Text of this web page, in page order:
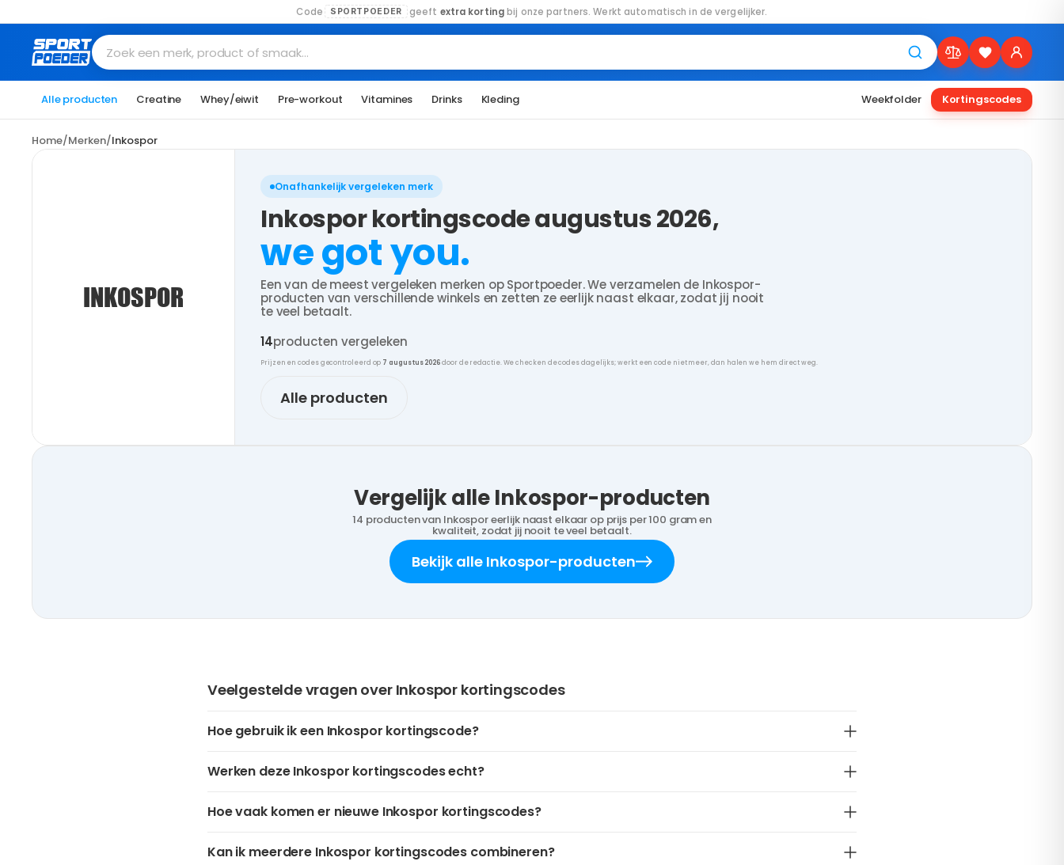
Code SPORTPOEDER geeft extra kortingbij onze partners. Werkt automatisch in de vergelijker.
Zoek een merk, product of smaak…
Alle producten Creatine Whey/eiwit Pre-workout Vitamines Drinks Kleding Weekfolder Kortingscodes
Home/Merken/Inkospor
INKOSPOR
Onafhankelijk vergeleken merk
Inkospor kortingscode augustus 2026,
we got you.
Een van de meest vergeleken merken op Sportpoeder. We verzamelen de Inkospor-
producten van verschillende winkels en zetten ze eerlijk naast elkaar, zodat jij nooit
te veel betaalt.
14producten vergeleken
Prijzen en codes gecontroleerd op 7 augustus 2026door de redactie. We checken de codes dagelijks; werkt een code niet meer, dan halen we hem direct weg.
Alle producten
Vergelijk alle Inkospor-producten
14 producten van Inkospor eerlijk naast elkaar op prijs per 100 gram en
kwaliteit, zodat jij nooit te veel betaalt.
Bekijk alle Inkospor-producten
Veelgestelde vragen over Inkospor kortingscodes
Hoe gebruik ik een Inkospor kortingscode?
Werken deze Inkospor kortingscodes echt?
Hoe vaak komen er nieuwe Inkospor kortingscodes?
Kan ik meerdere Inkospor kortingscodes combineren?